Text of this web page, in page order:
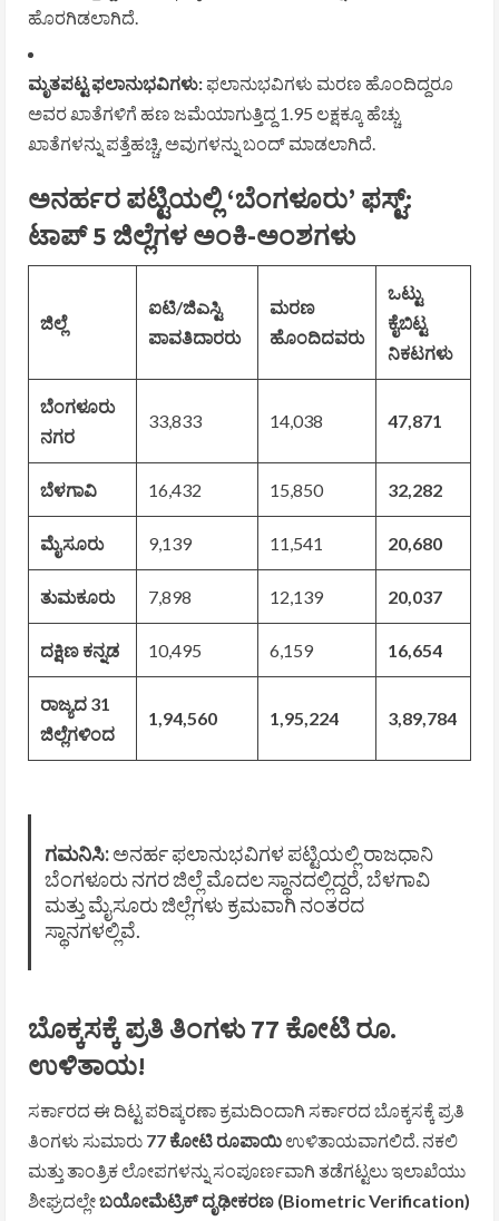
ಹೊರಗಿಡಲಾಗಿದೆ.
ಮೃತಪಟ್ಟ ಫಲಾನುಭವಿಗಳು: ಫಲಾನುಭವಿಗಳು ಮರಣ ಹೊಂದಿದ್ದರೂ
ಅವರ ಖಾತೆಗಳಿಗೆ ಹಣ ಜಮೆಯಾಗುತ್ತಿದ್ದ 1.95 ಲಕ್ಷಕ್ಕೂ ಹೆಚ್ಚು
ಖಾತೆಗಳನ್ನು ಪತ್ತೆಹಚ್ಚಿ, ಅವುಗಳನ್ನು ಬಂದ್ ಮಾಡಲಾಗಿದೆ.
ಅನರ್ಹರ ಪಟ್ಟಿಯಲ್ಲಿ ‘ಬೆಂಗಳೂರು’ ಫಸ್ಟ್:
ಟಾಪ್ 5 ಜಿಲ್ಲೆಗಳ ಅಂಕಿ-ಅಂಶಗಳು
ಜಿಲ್ಲೆ
ಐಟಿ/ಜಿಎಸ್ಟಿ
ಪಾವತಿದಾರರು
ಮರಣ
ಹೊಂದಿದವರು
ಒಟ್ಟು
ಕೈಬಿಟ್ಟ
ನಿಕಟಗಳು
ಬೆಂಗಳೂರು
ನಗರ
33,833 14,038 47,871
ಬೆಳಗಾವಿ 16,432 15,850 32,282
ಮೈಸೂರು 9,139 11,541 20,680
ತುಮಕೂರು 7,898 12,139 20,037
ದಕ್ಷಿಣ ಕನ್ನಡ 10,495 6,159 16,654
ರಾಜ್ಯದ 31
ಜಿಲ್ಲೆಗಳಿಂದ
1,94,560 1,95,224 3,89,784
ಗಮನಿಸಿ:ಅನರ್ಹ ಫಲಾನುಭವಿಗಳ ಪಟ್ಟಿಯಲ್ಲಿ ರಾಜಧಾನಿ
ಬೆಂಗಳೂರು ನಗರ ಜಿಲ್ಲೆ ಮೊದಲ ಸ್ಥಾನದಲ್ಲಿದ್ದರೆ, ಬೆಳಗಾವಿ
ಮತ್ತು ಮೈಸೂರು ಜಿಲ್ಲೆಗಳು ಕ್ರಮವಾಗಿ ನಂತರದ
ಸ್ಥಾನಗಳಲ್ಲಿವೆ.
ಬೊಕ್ಕಸಕ್ಕೆ ಪ್ರತಿ ತಿಂಗಳು 77 ಕೋಟಿ ರೂ.
ಉಳಿತಾಯ!
ಸರ್ಕಾರದ ಈ ದಿಟ್ಟ ಪರಿಷ್ಕರಣಾ ಕ್ರಮದಿಂದಾಗಿ ಸರ್ಕಾರದ ಬೊಕ್ಕಸಕ್ಕೆ ಪ್ರತಿ
ತಿಂಗಳು ಸುಮಾರು 77 ಕೋಟಿ ರೂಪಾಯಿ ಉಳಿತಾಯವಾಗಲಿದೆ. ನಕಲಿ
ಮತ್ತು ತಾಂತ್ರಿಕ ಲೋಪಗಳನ್ನು ಸಂಪೂರ್ಣವಾಗಿ ತಡೆಗಟ್ಟಲು ಇಲಾಖೆಯು
ಶೀಘ್ರದಲ್ಲೇಬಯೋಮೆಟ್ರಿಕ್ ದೃಢೀಕರಣ (Biometric Verification)